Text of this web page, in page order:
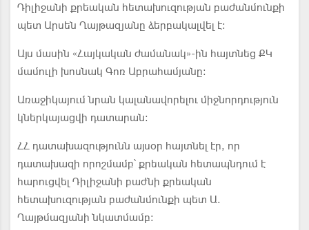
Դիլիջանի քրեական հետախուզության բաժանմունքի
պետ Արսեն Ղայթազյանը ձերբակալվել է:
Այս մասին «Հայկական ժամանակ»-ին հայտնեց ՔԿ
մամուլի խոսնակ Գոռ Աբրահամյանը:
Առաջիկայում նրան կալանավորելու միջնորդություն
կներկայացվի դատարան:
ՀՀ դատախազությունն այսօր հայտնել էր, որ
դատախազի որոշմամբ՝ քրեական հետապնդում է
հարուցվել Դիլիջանի բաժնի քրեական
հետախուզության բաժանմունքի պետ Ա.
Ղայթմազյանի նկատմամբ: